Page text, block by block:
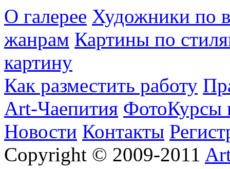
О галерее Художники по
жанрам Картины по
картину
Как разместить работу
Art-Чаепития ФотоКурсы
Новости Контакты
Copyright © 2009-2011